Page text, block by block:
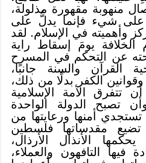
منهوبة مقهورة مذلولة،
شيء فإنما يدلُّ على
وأهميته في الإسلام. لقد
يومَ إسقاط راية
عن التحكم في المسرح
القرآن والسنة جانبًا،
الكفر بدلًا من ذلك،
تتفرق الأمة الإسلامية
تصبح الدولة الواحدة
تستجدي أمنها ورعايتها من
تضيع مقدساتها فلسطين
الأنذال الأرذال،
فيها التافهون والعملاء،